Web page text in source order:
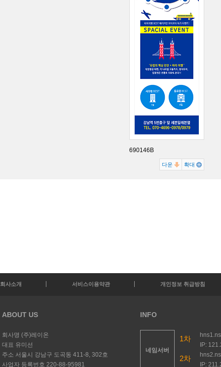
690146B
다운 확대
회사소개 서비스이용약관 개인정보 취급방침
ABOUT US
회사명 (주)레이온
대표 유미선
주소 서울시 강남구 도곡동 411-8, 302호
사업자 등록번호 220-88-95981
INFO
네임서버
1차
IP:
2차
IP: